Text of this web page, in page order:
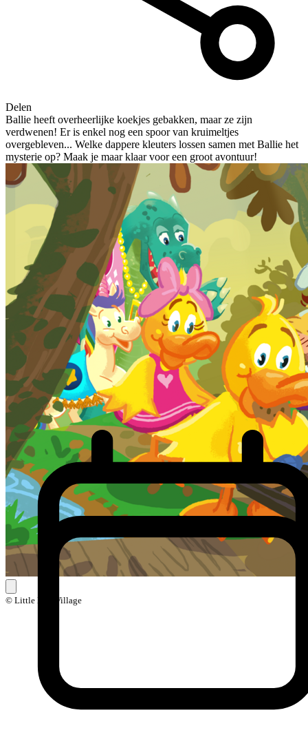
Delen
Ballie heeft overheerlijke koekjes gebakken, maar ze zijn
verdwenen! Er is enkel nog een spoor van kruimeltjes
overgebleven... Welke dappere kleuters lossen samen met Ballie het
mysterie op? Maak je maar klaar voor een groot avontuur!
© Little Ball Village